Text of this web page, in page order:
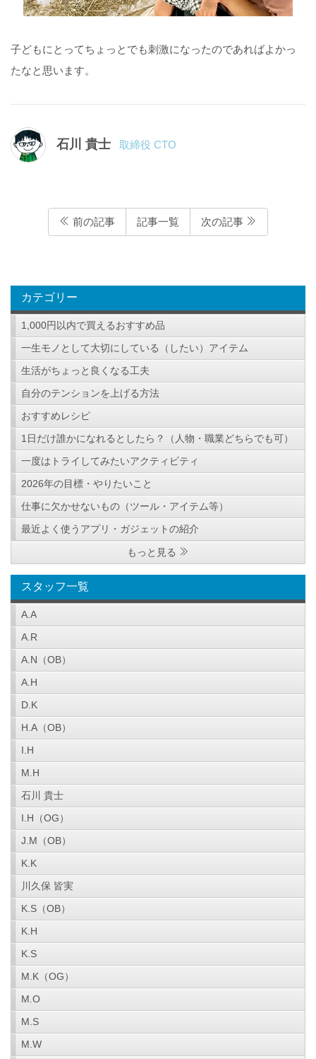
子どもにとってちょっとでも刺激になったのであればよかっ
たなと思います。
石川 貴士 取締役 CTO
前の記事 記事一覧 次の記事
カテゴリー
1,000円以内で買えるおすすめ品
一生モノとして大切にしている（したい）アイテム
生活がちょっと良くなる工夫
自分のテンションを上げる方法
おすすめレシピ
1日だけ誰かになれるとしたら？（人物・職業どちらでも可）
一度はトライしてみたいアクティビティ
2026年の目標・やりたいこと
仕事に欠かせないもの（ツール・アイテム等）
最近よく使うアプリ・ガジェットの紹介
もっと見る
スタッフ一覧
A.A
A.R
A.N（OB）
A.H
D.K
H.A（OB）
I.H
M.H
石川 貴士
I.H（OG）
J.M（OB）
K.K
川久保 皆実
K.S（OB）
K.H
K.S
M.K（OG）
M.O
M.S
M.W